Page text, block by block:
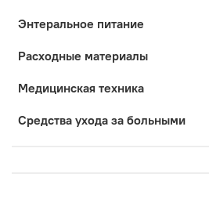
Энтеральное питание
Расходные материалы
Медицинская техника
Средства ухода за больными